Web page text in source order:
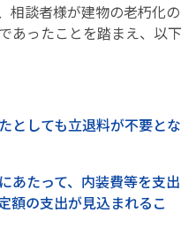
相談者様が建物の老朽化の
あったことを踏まえ、以下
としても立退料が不要とな
あたって、内装費等を支出
額の支出が見込まれるこ